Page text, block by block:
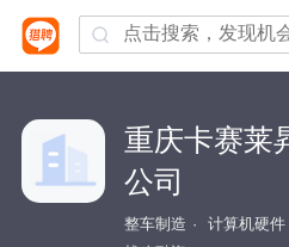
重庆卡赛莱
公司
整车制造 计算机硬件